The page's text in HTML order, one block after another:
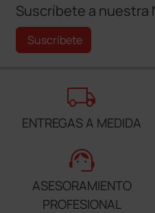
Suscríbete a nuestra
Suscríbete
local_shipping
ENTREGAS A MEDIDA
support_agent
ASESORAMIENTO
PROFESIONAL